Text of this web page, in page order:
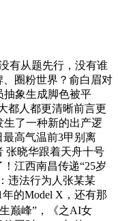
有从题先行，没有谁
圈粉世界？俞白眉对
抽象生成脚色被平
都人都更清晰前言更
了一种新的出产逻
高气温前3甲别离
张晓华跟着天舟十号
江西南昌传递“25岁
违法行为人张某某
年的Model X，还有那
巅峰”，《之AI女